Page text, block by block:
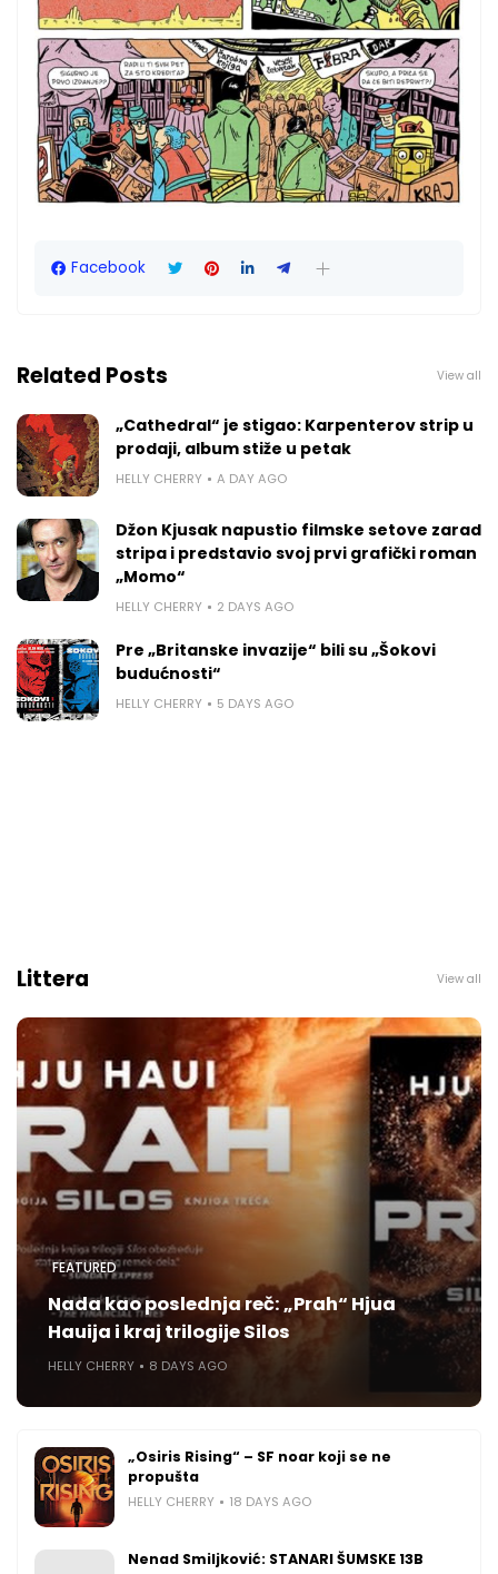
Facebook
Related Posts View all
„Cathedral“ je stigao: Karpenterov strip u
prodaji, album stiže u petak
HELLY CHERRY A DAY AGO
Džon Kjusak napustio filmske setove zarad
stripa i predstavio svoj prvi grafički roman
„Momo“
HELLY CHERRY 2 DAYS AGO
Pre „Britanske invazije“ bili su „Šokovi
budućnosti“
HELLY CHERRY 5 DAYS AGO
Littera View all
FEATURED
Nada kao poslednja reč: „Prah“ Hjua
Hauija i kraj trilogije Silos
HELLY CHERRY 8 DAYS AGO
„Osiris Rising“ – SF noar koji se ne
propušta
HELLY CHERRY 18 DAYS AGO
Nenad Smiljković: STANARI ŠUMSKE 13B